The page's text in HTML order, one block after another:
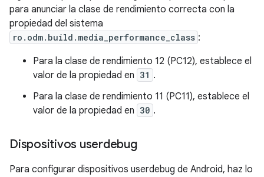
para anunciar la clase de rendimiento correcta con la
propiedad del sistema
ro.odm.build.media_performance_class :
Para la clase de rendimiento 12 (PC12), establece el
valor de la propiedad en 31 .
Para la clase de rendimiento 11 (PC11), establece el
valor de la propiedad en 30 .
Dispositivos userdebug
Para configurar dispositivos userdebug de Android, haz lo